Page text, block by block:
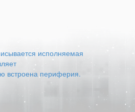
исполняемая
встроена периферия.